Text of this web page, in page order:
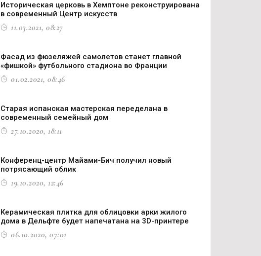
Историческая церковь в Хемптоне реконструирована
в современный Центр искусств
11.03.2021, 08:27
Фасад из фюзеляжей самолетов станет главной
«фишкой» футбольного стадиона во Франции
01.02.2021, 08:46
Старая испанская мастерская переделана в
современный семейный дом
27.10.2020, 18:11
Конференц-центр Майами-Бич получил новый
потрясающий облик
19.10.2020, 12:46
Керамическая плитка для облицовки арки жилого
дома в Дельфте будет напечатана на 3D-принтере
06.10.2020, 07:01